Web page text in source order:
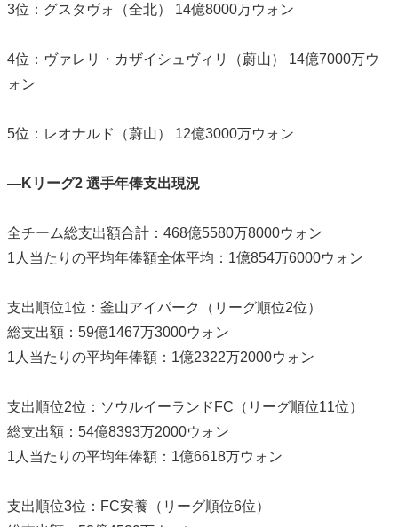
3位：グスタヴォ（全北） 14億8000万ウォン
4位：ヴァレリ・カザイシュヴィリ（蔚山） 14億7000万ウ
ォン
5位：レオナルド（蔚山） 12億3000万ウォン
―Kリーグ2 選手年俸支出現況
全チーム総支出額合計：468億5580万8000ウォン
1人当たりの平均年俸額全体平均：1億854万6000ウォン
支出順位1位：釜山アイパーク（リーグ順位2位）
総支出額：59億1467万3000ウォン
1人当たりの平均年俸額：1億2322万2000ウォン
支出順位2位：ソウルイーランドFC（リーグ順位11位）
総支出額：54億8393万2000ウォン
1人当たりの平均年俸額：1億6618万ウォン
支出順位3位：FC安養（リーグ順位6位）